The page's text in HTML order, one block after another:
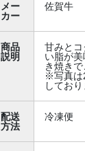
メー
カー
佐賀牛
商品
説明
甘みとコ
い脂が
き焼きで
※写真は
しており
配送
方法
冷凍便